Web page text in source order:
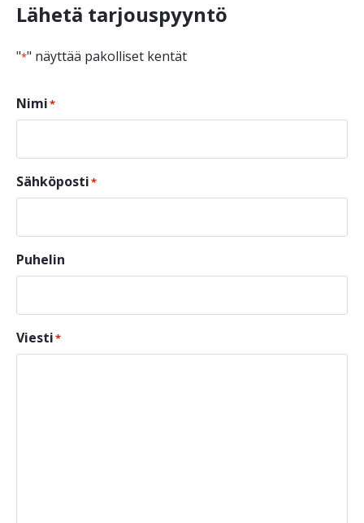
Lähetä tarjouspyyntö
"*" näyttää pakolliset kentät
Nimi*
Sähköposti*
Puhelin
Viesti*